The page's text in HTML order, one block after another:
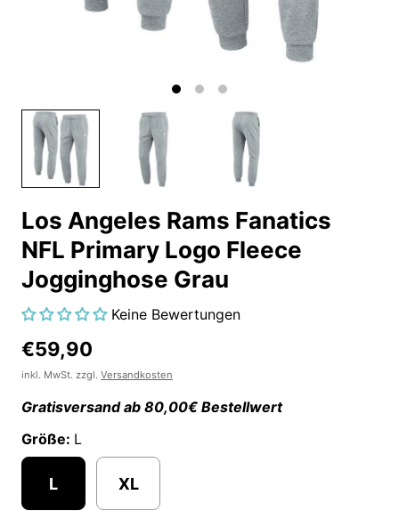
Los Angeles Rams Fanatics
NFL Primary Logo Fleece
Jogginghose Grau
Keine Bewertungen
€59,90
inkl. MwSt. zzgl. Versandkosten
Gratisversand ab 80,00€ Bestellwert
Größe: L
L XL